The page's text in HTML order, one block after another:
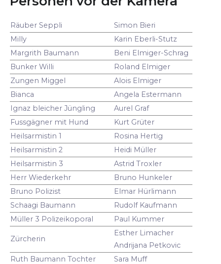
Räuber Seppli
Simon Bieri
Milly
Karin Eberli-Stutz
Margrith Baumann
Beni Elmiger-Schrag
Bunker Willi
Roland Elmiger
Zungen Miggel
Alois Elmiger
Bianca
Angela Estermann
Ignaz bleicher Jüngling
Aurel Graf
Fussgägner mit Hund
Kurt Grüter
Heilsarmistin 1
Rosina Hertig
Heilsarmistin 2
Heidi Müller
Heilsarmistin 3
Astrid Troxler
Herr Wiederkehr
Bruno Hunkeler
Bruno Polizist
Elmar Hürlimann
Schaagi Baumann
Rudolf Kaufmann
Müller 3 Polizeikoporal
Paul Kummer
Zürcherin
Esther Limacher
Andrijana Petkovic
Ruth Baumann Tochter
Sara Muff